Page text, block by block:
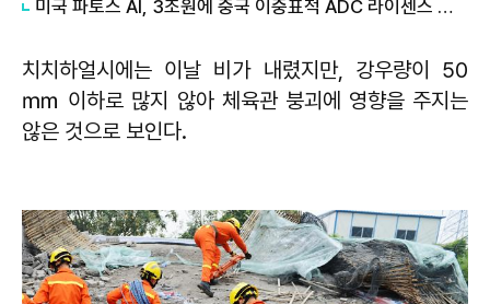
미국 파토스 AI, 3조원에 중국 이중표적 ADC 라이센스 매입
치치하얼시에는 이날 비가 내렸지만, 강우량이 50
㎜ 이하로 많지 않아 체육관 붕괴에 영향을 주지는
않은 것으로 보인다.